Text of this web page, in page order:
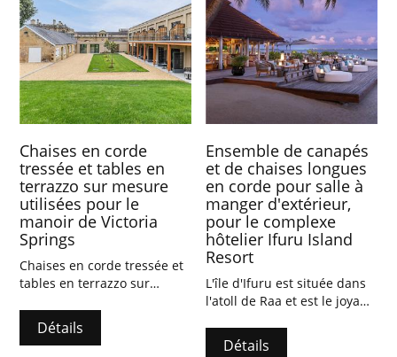
Chaises en corde
tressée et tables en
terrazzo sur mesure
utilisées pour le
manoir de Victoria
Springs
Chaises en corde tressée et
tables en terrazzo sur
manoir de Victoria Springs
en Australie
Détails
Ensemble de canapés
et de chaises longues
en corde pour salle à
manger d'extérieur,
pour le complexe
hôtelier Ifuru Island
Resort
L'île d'Ifuru est située dans
l'atoll de Raa et est le joyau
Maldives.
Détails